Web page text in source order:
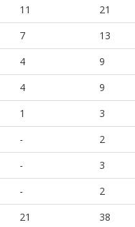
11 21
7 13
4 9
4 9
1 3
- 2
- 3
- 2
21 38